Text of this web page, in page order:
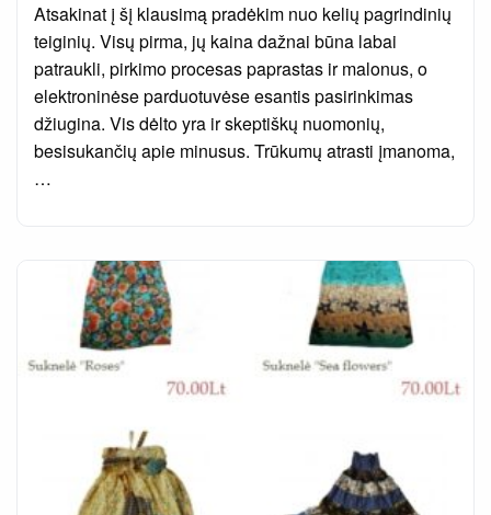
Atsakinat į šį klausimą pradėkim nuo kelių pagrindinių
teiginių. Visų pirma, jų kaina dažnai būna labai
patraukli, pirkimo procesas paprastas ir malonus, o
elektroninėse parduotuvėse esantis pasirinkimas
džiugina. Vis dėlto yra ir skeptiškų nuomonių,
besisukančių apie minusus. Trūkumų atrasti įmanoma,
…